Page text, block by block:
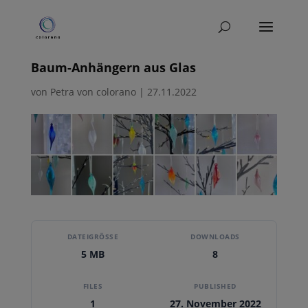
Baum-Anhängern aus Glas
von Petra von colorano| 27.11.2022
DATEIGRÖSSE
5 MB
DOWNLOADS
8
FILES
1
PUBLISHED
27. November 2022